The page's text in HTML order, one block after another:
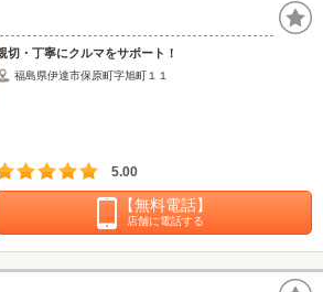
切・丁寧にクルマをサポート！
福島県伊達市保原町字旭町１１
5.00
【無料電話】
店舗に電話する